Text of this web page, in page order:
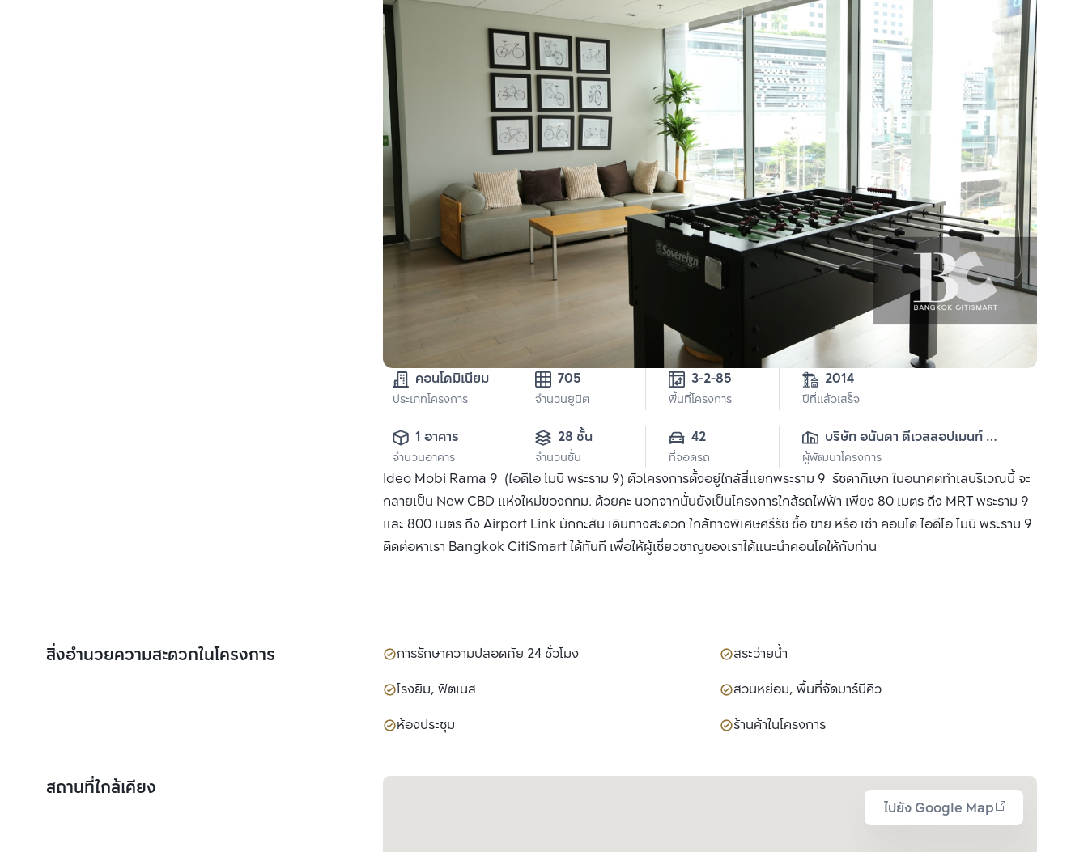
คอนโดมิเนียม
ประเภทโครงการ
705
จำนวนยูนิต
3-2-85
พื้นที่โครงการ
2014
ปีที่แล้วเสร็จ
1 อาคาร
จำนวนอาคาร
28 ชั้น
จำนวนชั้น
42
ที่จอดรถ
บริษัท อนันดา ดีเวลลอปเมนท์
จำกัด (มหาชน)
ผู้พัฒนาโครงการ
Ideo Mobi Rama 9 (ไอดีโอ โมบิ พระราม 9) ตัวโครงการตั้งอยู่ใกล้สี่แยกพระราม 9  รัชดาภิเษก ในอนาคตทำเลบริเวณนี้ จะ
กลายเป็น New CBD แห่งใหม่ของกทม. ด้วยคะ นอกจากนั้นยังเป็นโครงการใกล้รถไฟฟ้า เพียง 80 เมตร ถึง MRT พระราม 9
และ 800 เมตร ถึง Airport Link มักกะสัน เดินทางสะดวก ใกล้ทางพิเศษศรีรัช ซื้อ ขาย หรือ เช่า คอนโด ไอดีโอ โมบิ พระราม 9
ติดต่อหาเรา Bangkok CitiSmart ได้ทันที เพื่อให้ผู้เชี่ยวชาญของเราได้แนะนำคอนโดให้กับท่าน
สิ่งอำนวยความสะดวกในโครงการ การรักษาความปลอดภัย 24 ชั่วโมง
สระว่ายน้ำ
โรงยิม, ฟิตเนส
สวนหย่อม, พื้นที่จัดบาร์บีคิว
ห้องประชุม
ร้านค้าในโครงการ
สถานที่ใกล้เคียง
ไปยัง Google Map